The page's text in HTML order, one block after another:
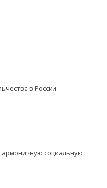
в России.
социальную